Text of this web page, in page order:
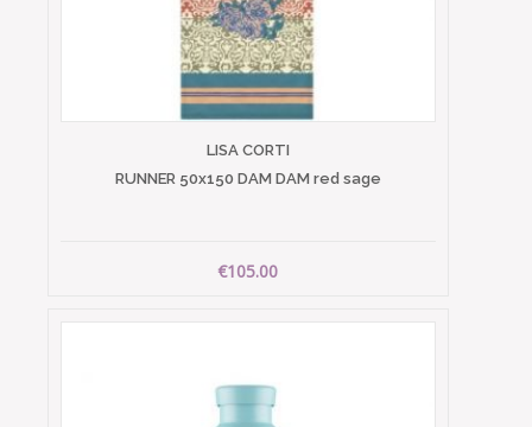
LISA CORTI
RUNNER 50x150 DAM DAM red sage
€105.00